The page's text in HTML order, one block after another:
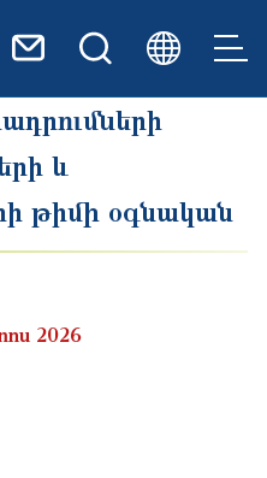
և
թիմի օգնական
2026